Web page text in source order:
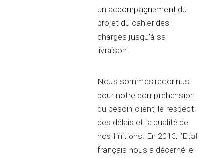
un accompagnement du
projet du cahier des
charges jusqu’à sa
livraison.
Nous sommes reconnus
pour notre compréhension
du besoin client, le respect
des délais et la qualité de
nos finitions. En 2013, l’Etat
français nous a décerné le